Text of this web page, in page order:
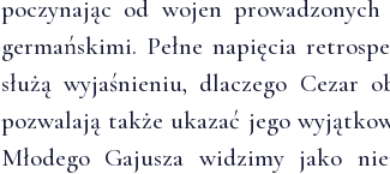
poczynając od wojen
germańskimi. Pełne napięcia
służą wyjaśnieniu, dlaczego Cezar
pozwalają także ukazać jego
Młodego Gajusza widzimy jako